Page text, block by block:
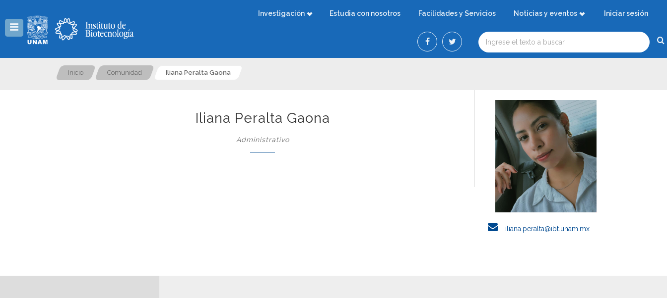
Investigación Estudia con nosotros Facilidades y Servicios Noticias y eventos Iniciar sesión
Inicio Comunidad Iliana Peralta Gaona
Iliana Peralta Gaona
Administrativo
iliana.peralta@ibt.unam.mx